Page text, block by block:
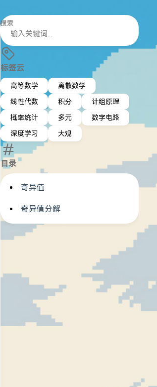
搜索
标签云
高等数学
离散数学
线性代数
积分
计组原理
概率统计
多元
数字电路
深度学习
大观
目录
奇异值
奇异值分解